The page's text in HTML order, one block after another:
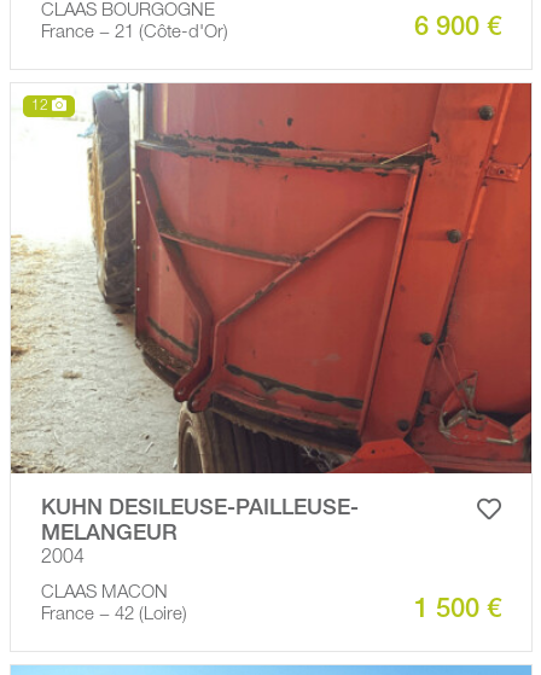
CLAAS BOURGOGNE
France − 21 (Côte-d'Or)
6 900 €
12
KUHN DESILEUSE-PAILLEUSE-
MELANGEUR
2004
CLAAS MACON
France − 42 (Loire)
1 500 €